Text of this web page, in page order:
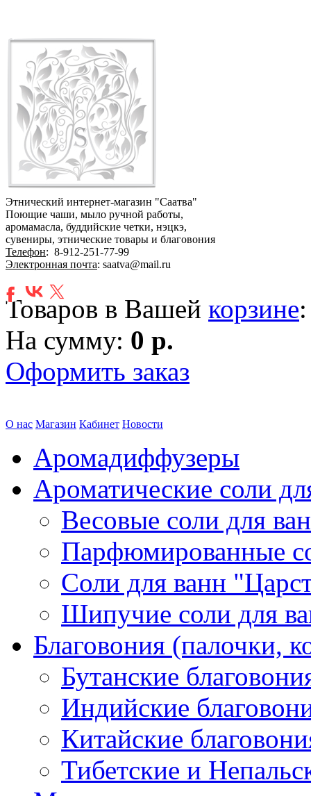
Этнический интернет-магазин "Саатва"
Поющие чаши, мыло ручной работы,
аромамасла, буддийские четки, нэцкэ,
сувениры, этнические товары и благовония
Телефон: 8-912-251-77-99
Электронная почта: saatva@mail.ru
Товаров в Вашей корзине
На сумму: 0 р.
Оформить заказ
О нас Магазин Кабинет Новости
Аромадиффузеры
Ароматические соли
Весовые соли для
Парфюмированные
Соли для ванн
Шипучие соли для
Благовония (палочки,
Бутанские
Индийские
Китайские
Тибетские и